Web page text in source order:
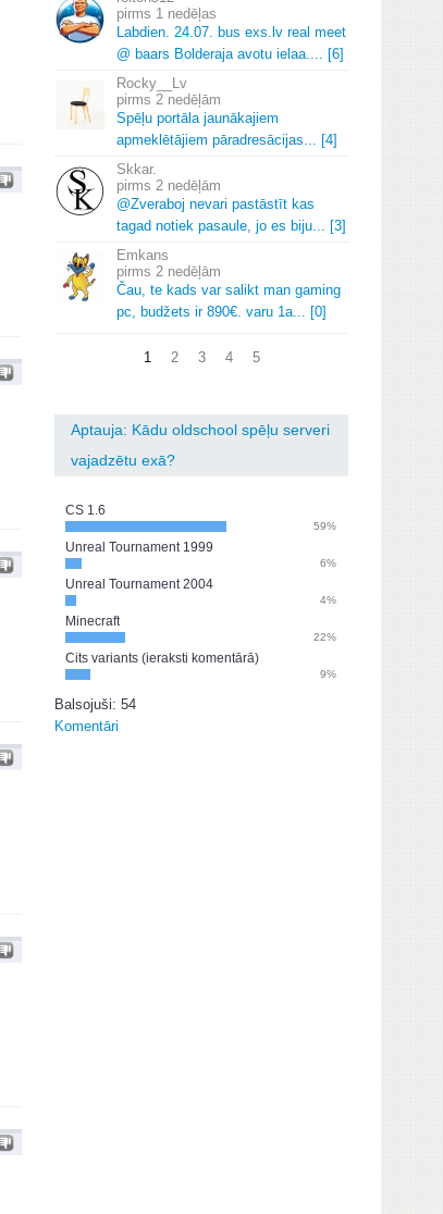
1 nedēļas
Labdien. 24.07. bus exs. lv real meet
@ baars Bolderaja avotu ielaa.... [6]
Rocky__Lv
2 nedēļām
Spēļu portāla jaunākajiem
apmeklētājiem pāradresācijas... [4]
Skkar.
2 nedēļām
@Zveraboj nevari pastāstīt kas
tagad notiek pasaule, jo es biju... [3]
Emkans
2 nedēļām
Čau, te kads var salikt man gaming
pc, budžets ir 890€. varu 1a... [0]
1 2 3 4 5
Aptauja: Kādu oldschool spēļu serveri
vajadzētu exā?
CS 1.6
59%
Unreal Tournament 1999
6%
Unreal Tournament 2004
4%
Minecraft
22%
Cits variants (ieraksti komentārā)
9%
Balsojuši: 54
Komentāri